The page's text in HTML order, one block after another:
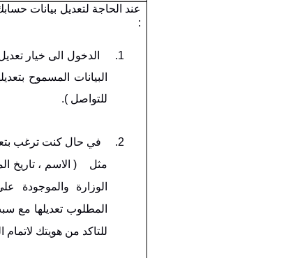
عند الحاجة لتعديل بيانات
:
1.
الدخول الى خيار
البيانات المسموح
للتواصل ).
2.
في حال كنت ترغب
مثل ( الاسم ، تاريخ
الوزارة والموجودة
المطلوب تعديلها مع
للتاكد من هويتك لاتمام